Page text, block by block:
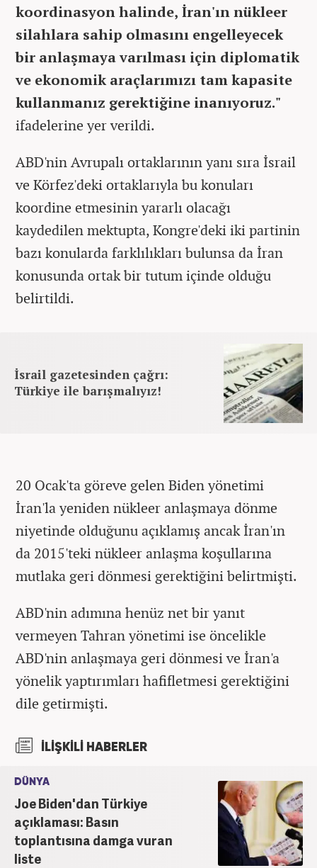
koordinasyon halinde, İran'ın nükleer
silahlara sahip olmasını engelleyecek
bir anlaşmaya varılması için diplomatik
ve ekonomik araçlarımızı tam kapasite
kullanmanız gerektiğine inanıyoruz."
ifadelerine yer verildi.
ABD'nin Avrupalı ortaklarının yanı sıra İsrail
ve Körfez'deki ortaklarıyla bu konuları
koordine etmesinin yararlı olacağı
kaydedilen mektupta, Kongre'deki iki partinin
bazı konularda farklılıkları bulunsa da İran
konusunda ortak bir tutum içinde olduğu
belirtildi.
İsrail gazetesinden çağrı:
Türkiye ile barışmalıyız!
20 Ocak'ta göreve gelen Biden yönetimi
İran'la yeniden nükleer anlaşmaya dönme
niyetinde olduğunu açıklamış ancak İran'ın
da 2015'teki nükleer anlaşma koşullarına
mutlaka geri dönmesi gerektiğini belirtmişti.
ABD'nin adımına henüz net bir yanıt
vermeyen Tahran yönetimi ise öncelikle
ABD'nin anlaşmaya geri dönmesi ve İran'a
yönelik yaptırımları hafifletmesi gerektiğini
dile getirmişti.
İLİŞKİLİ HABERLER
DÜNYA
Joe Biden'dan Türkiye
açıklaması: Basın
toplantısına damga vuran
liste